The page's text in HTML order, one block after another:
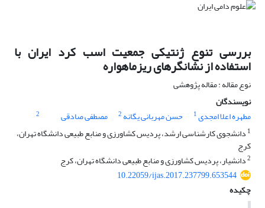
بررسی تنوع ژنتیکی جمعیت اسب کرد ایران با
استفاده از نشانگرهای ریزماهواره
نوع مقاله : مقاله پژوهشی
نویسندگان
مطهره اعلا امجدی1 حسن مهربانی یگانه 2 مصطفی صادقی
2
1 دانشجوی کارشناسی ارشد، پردیس کشاورزی و منابع طبیعی دانشگاه تهران،
کرج
2دانشیار، پردیس کشاورزی و منابع طبیعی دانشگاه تهران، کرج
10.22059/ijas.2017.237799.653544
چکیده